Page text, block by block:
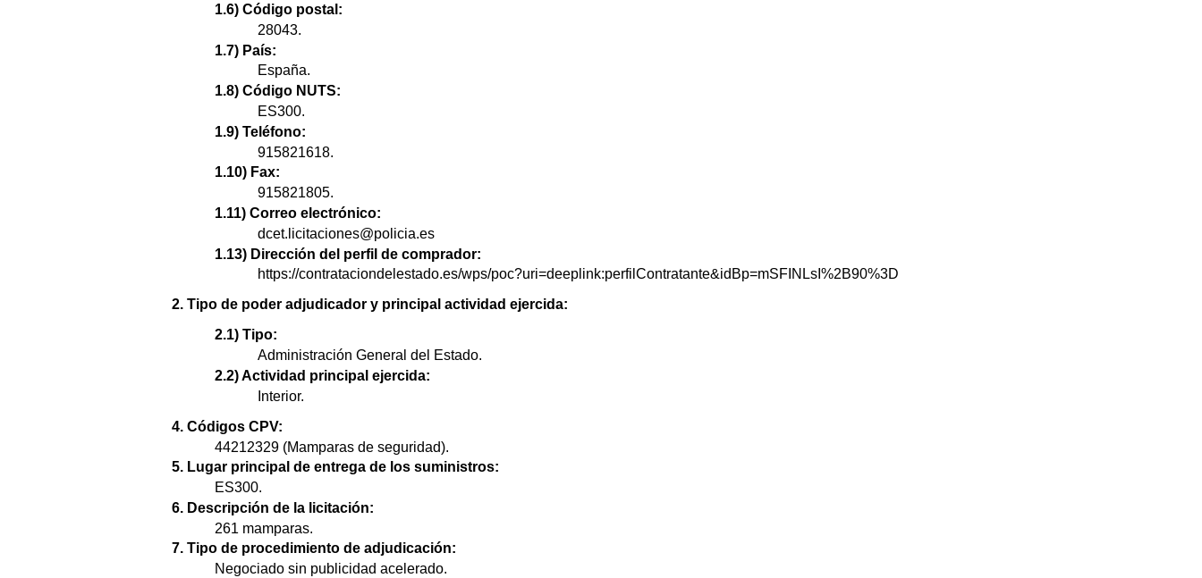
1.6) Código postal:
28043.
1.7) País:
España.
1.8) Código NUTS:
ES300.
1.9) Teléfono:
915821618.
1.10) Fax:
915821805.
1.11) Correo electrónico:
dcet.licitaciones@policia.es
1.13) Dirección del perfil de comprador:
https://contrataciondelestado.es/wps/poc?uri=deeplink:perfilContratante&idBp=mSFINLsI%2B90%3D
2. Tipo de poder adjudicador y principal actividad ejercida:
2.1) Tipo:
Administración General del Estado.
2.2) Actividad principal ejercida:
Interior.
4. Códigos CPV:
44212329 (Mamparas de seguridad).
5. Lugar principal de entrega de los suministros:
ES300.
6. Descripción de la licitación:
261 mamparas.
7. Tipo de procedimiento de adjudicación:
Negociado sin publicidad acelerado.